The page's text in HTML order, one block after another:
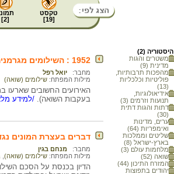
טקסט
[
19
]
[
2
]
היסטוריה (2)
משטרים והגות
מדינית (9)
מהפכות תרבותיות,
פוליטיות וכלכליות
(13)
אידיאולוגיות,
תנועות וזרמים (3)
דתות והגות דתית
(30)
ערים, מדינות
ואימפריות (64)
שליטים וממלכות
בארץ-ישראל (8)
מלחמות עולם (3)
שואה (52)
המזרח התיכון (44)
יהודים בתפוצות
1952 : השילומים מגרמניה
מחבר:
יואל רפל
מילות המפתח: שילומים (שואה)
בעקבות השואה). /למידע
דברים בעצרת המונים
מחבר:
מנחם בגין
מילות המפתח: שילומים (שואה)
הדיון בכנסת על הסכם